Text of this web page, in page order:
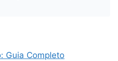
Guia Completo